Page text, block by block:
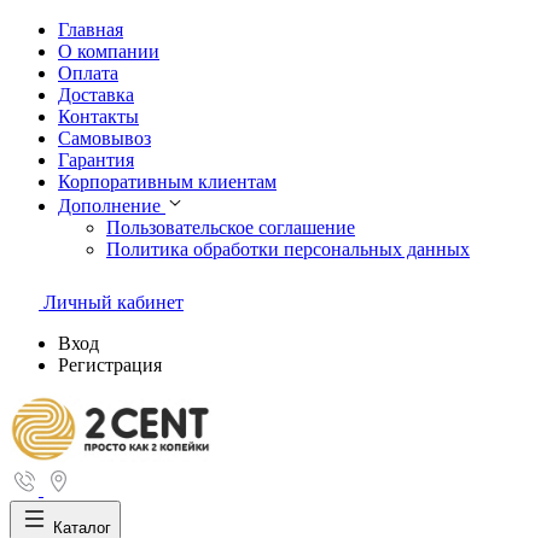
Главная
О компании
Оплата
Доставка
Контакты
Самовывоз
Гарантия
Корпоративным клиентам
Дополнение
Пользовательское соглашение
Политика обработки персональных данных
Личный кабинет
Вход
Регистрация
Каталог